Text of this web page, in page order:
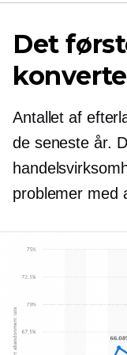
Det
Antallet af
de seneste år.
problemer med